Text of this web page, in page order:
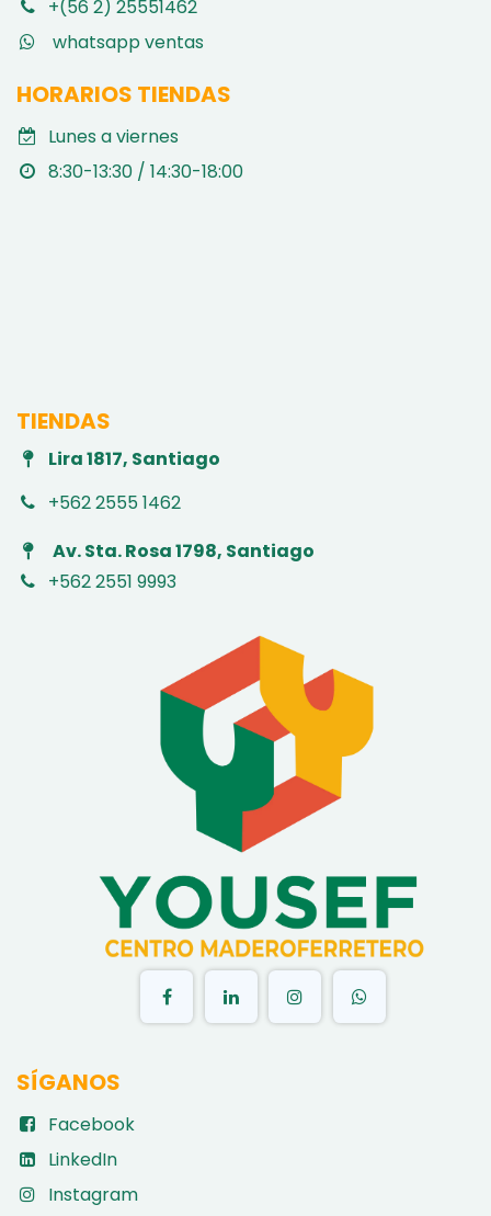
+(56 2) 25551462
whatsapp ventas
HORARIOS TIENDAS
Lunes a viernes
8:30-13:30 / 14:30-18:00
TIENDAS
Lira 1817, Santiago
+562 2555 1462
Av. Sta. Rosa 1798, Santiago
+562 2551 9993
SÍGANOS
Facebook
LinkedIn
Instagram